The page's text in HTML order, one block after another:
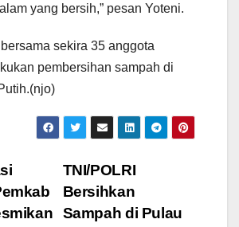
yang bersih,” pesan Yoteni.
sekira 35 anggota
pembersihan sampah di
TNI/POLRI
Bersihkan
Sampah di Pulau